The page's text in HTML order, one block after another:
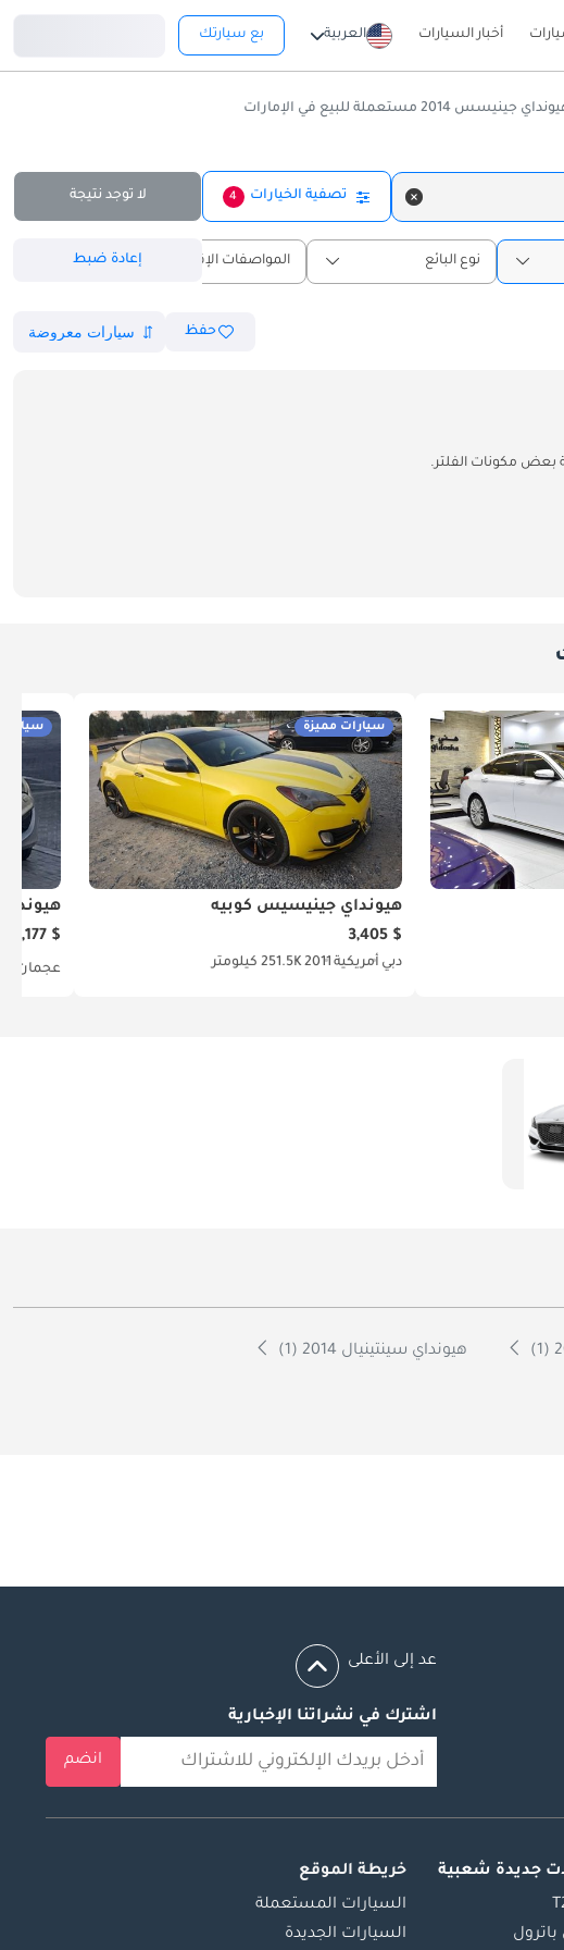
أخبار السيارات العربية بع سيارتك
2014 مستعملة للبيع في الإمارات
تصفية الخيارات 4 لا توجد نتيجة
نوع البائع المواصفات الإقليمية إعادة ضبط
حفظ
بعض مكونات الفلتر.
سيارات مميزة
هيونداي جينيسيس كوبيه
$ 3,405
دبي أمريكية 2011251.5K كيلومتر
$ 5,177
عجمان
هيونداي سينتينيال 2014 (1)
عد إلى الأعلى
اشترك في نشراتنا الإخبارية
انضم
جديدة شعبية
خريطة الموقع
السيارات المستعملة
السيارات الجديدة